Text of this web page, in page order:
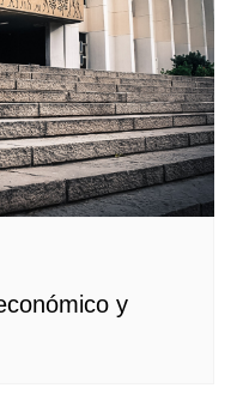
y